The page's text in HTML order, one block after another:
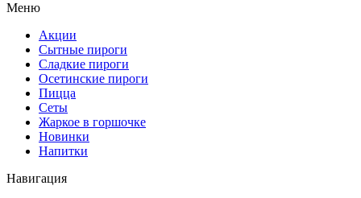
Меню
Акции
Сытные пироги
Сладкие пироги
Осетинские пироги
Пицца
Сеты
Жаркое в горшочке
Новинки
Напитки
Навигация